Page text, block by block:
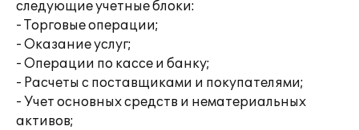
следующие учетные блоки:
- Торговые операции;
- Оказание услуг;
- Операции по кассе и банку;
- Расчеты с поставщиками и покупателями;
- Учет основных средств и нематериальных
активов;